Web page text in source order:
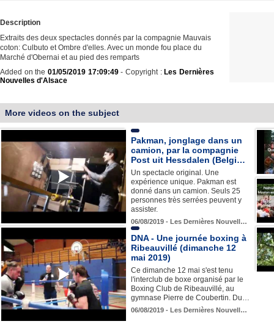
Description
Extraits des deux spectacles donnés par la compagnie Mauvais
coton: Culbuto et Ombre d'elles. Avec un monde fou place du
Marché d'Obernai et au pied des remparts
Added on the 01/05/2019 17:09:49- Copyright : Les Dernières
Nouvelles d'Alsace
More videos on the subject
Pakman, jonglage dans un
camion, par la compagnie
Post uit Hessdalen (Belgi…
Un spectacle original. Une
expérience unique. Pakman est
donné dans un camion. Seuls 25
personnes très serrées peuvent y
assister.
06/08/2019 - Les Dernières Nouvell…
DNA - Une journée boxing à
Ribeauvillé (dimanche 12
mai 2019)
Ce dimanche 12 mai s'est tenu
l'interclub de boxe organisé par le
Boxing Club de Ribeauvillé, au
gymnase Pierre de Coubertin. Du…
06/08/2019 - Les Dernières Nouvell…